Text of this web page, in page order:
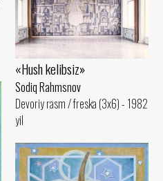
«Hush kelibsiz»
Sodiq Rahmsnov
Devoriy rasm / freska (3x6) - 1982
yil